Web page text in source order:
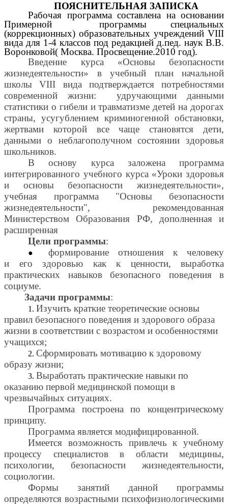
ПОЯСНИТЕЛЬНАЯ ЗАПИСКА
Рабочая программа составлена на основании
Примерной программы специальных
(коррекционных) образовательных учреждений VIII
вида для 1-4 классов под редакцией д.пед. наук В.В.
Воронковой( Москва. Просвещение.2010 год).
Введение курса «Основы безопасности
жизнедеятельности» в учебный план начальной
школы VIII вида подтверждается потребностями
современной жизни: удручающими данными
статистики о гибели и травматизме детей на дорогах
страны, усугублением криминогенной обстановки,
жертвами которой все чаще становятся дети,
данными о неблагополучном состоянии здоровья
школьников.
В основу курса заложена программа
интегрированного учебного курса «Уроки здоровья
и основы безопасности жизнедеятельности»,
учебная программа "Основы безопасности
жизнедеятельности", рекомендованная
Министерством Образования РФ, дополненная и
расширенная
Цели программы:
формирование отношения к человеку
и его здоровью как к ценности, выработка
практических навыков безопасного поведения в
социуме.
Задачи программы:
Изучить краткие теоретические основы
правил безопасного поведения и здорового образа
жизни в соответствии с возрастом и особенностями
учащихся;
Сформировать мотивацию к здоровому
образу жизни;
Выработать практические навыки по
оказанию первой медицинской помощи в
чрезвычайных ситуациях.
Программа построена по концентрическому
принципу.
Программа является модифицированной.
Имеется возможность привлечь к учебному
процессу специалистов в области медицины,
психологии, безопасности жизнедеятельности,
социологии.
Формы занятий данной программы
определяются возрастными психофизиологическими